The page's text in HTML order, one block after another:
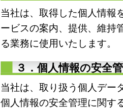
当社は、取得した個人情報
ービスの案内、提供、維持
る業務に使用いたします。
３．個人情報の安全
当社は、取り扱う個人デー
個人情報の安全管理に関す